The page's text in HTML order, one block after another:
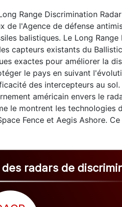
Range Discrimination
de l'Agence de défense
balistiques. Le Long
capteurs existants du
exactes pour améliorer la
le pays en suivant
des intercepteurs au
américain envers le
le montrent les technologies
Fence et Aegis Ashore.
des radars de